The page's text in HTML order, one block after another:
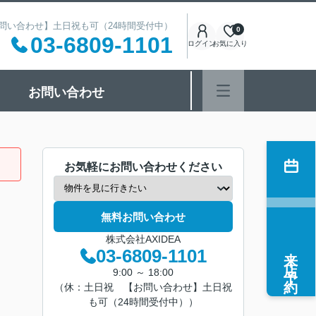
合わせ】土日祝も可（24時間受付中）
03-6809-1101 ログインお気に入り
0
お問い合わせ
お気軽にお問い合わせください
無料お問い合わせ
株式会社AXIDEA
03-6809-1101
9:00 ～ 18:00
（休：土日祝 【お問い合わせ】土日祝
も可（24時間受付中））
来店予約